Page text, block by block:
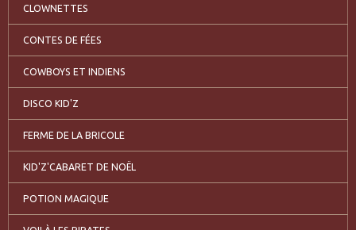
CLOWNETTES
CONTES DE FÉES
COWBOYS ET INDIENS
DISCO KID'Z
FERME DE LA BRICOLE
KID'Z'CABARET DE NOËL
POTION MAGIQUE